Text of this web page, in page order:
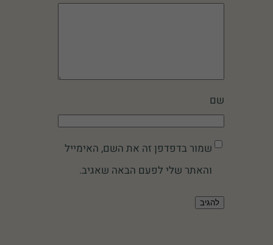
שם
שמור בדפדפן זה את השם, האימייל
והאתר שלי לפעם הבאה שאגיב.